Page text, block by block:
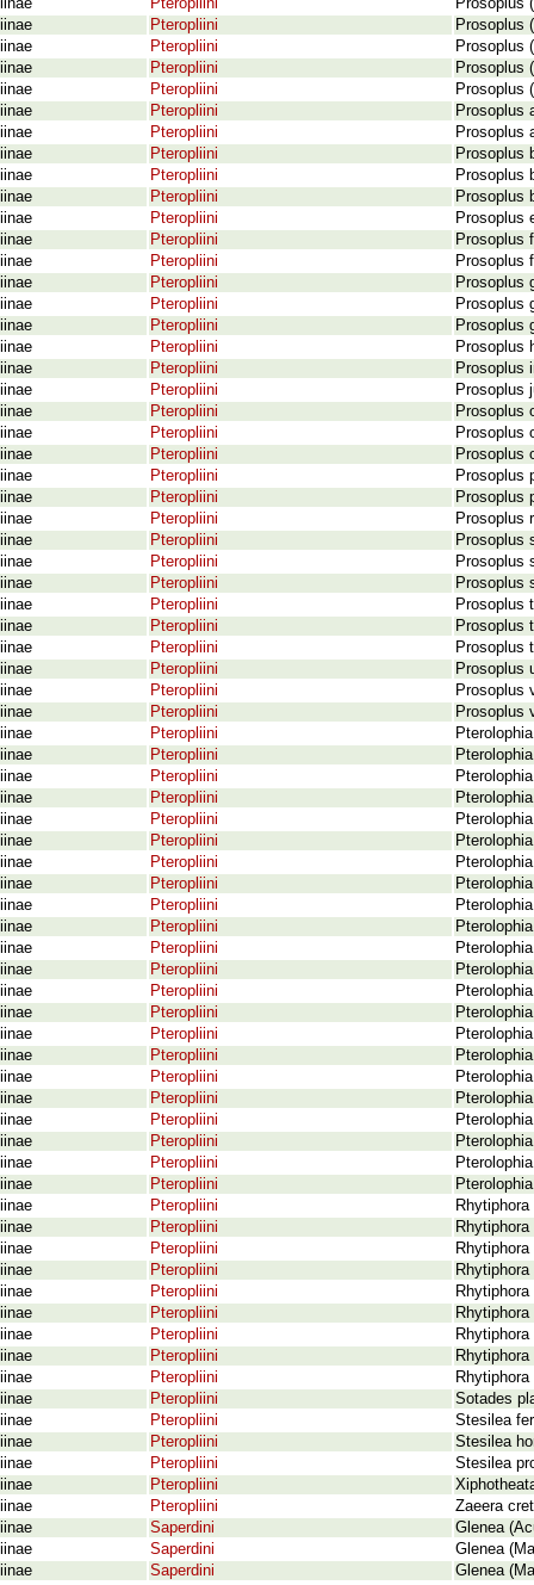
Pteropliini
Prosoplus
Pteropliini
Prosoplus
Pteropliini
Prosoplus
Pteropliini
Prosoplus
Pteropliini
Prosoplus
Pteropliini
Prosoplus
Pteropliini
Prosoplus
Pteropliini
Prosoplus
Pteropliini
Prosoplus
Pteropliini
Prosoplus
Pteropliini
Prosoplus
Pteropliini
Prosoplus
Pteropliini
Prosoplus
Pteropliini
Prosoplus
Pteropliini
Prosoplus
Pteropliini
Prosoplus
Pteropliini
Prosoplus
Pteropliini
Prosoplus
Pteropliini
Prosoplus
Pteropliini
Prosoplus
Pteropliini
Prosoplus
Pteropliini
Prosoplus
Pteropliini
Prosoplus
Pteropliini
Prosoplus
Pteropliini
Prosoplus
Pteropliini
Prosoplus
Pteropliini
Prosoplus
Pteropliini
Prosoplus
Pteropliini
Prosoplus
Pteropliini
Prosoplus
Pteropliini
Prosoplus
Pteropliini
Prosoplus
Pteropliini
Prosoplus
Pteropliini
Prosoplus
Pteropliini
Pteropliini
Pteropliini
Pteropliini
Pteropliini
Pteropliini
Pteropliini
Pteropliini
Pteropliini
Pteropliini
Pteropliini
Pteropliini
Pteropliini
Pteropliini
Pteropliini
Pteropliini
Pteropliini
Pteropliini
Pteropliini
Pteropliini
Pteropliini
Pteropliini
Pteropliini
Pteropliini
Pteropliini
Pteropliini
Pteropliini
Pteropliini
Pteropliini
Pteropliini
Pteropliini
Pteropliini
Sotades
Pteropliini
Stesilea
Pteropliini
Stesilea
Pteropliini
Stesilea
Pteropliini
Pteropliini
Zaeera
Saperdini
Glenea
Saperdini
Glenea
Saperdini
Glenea